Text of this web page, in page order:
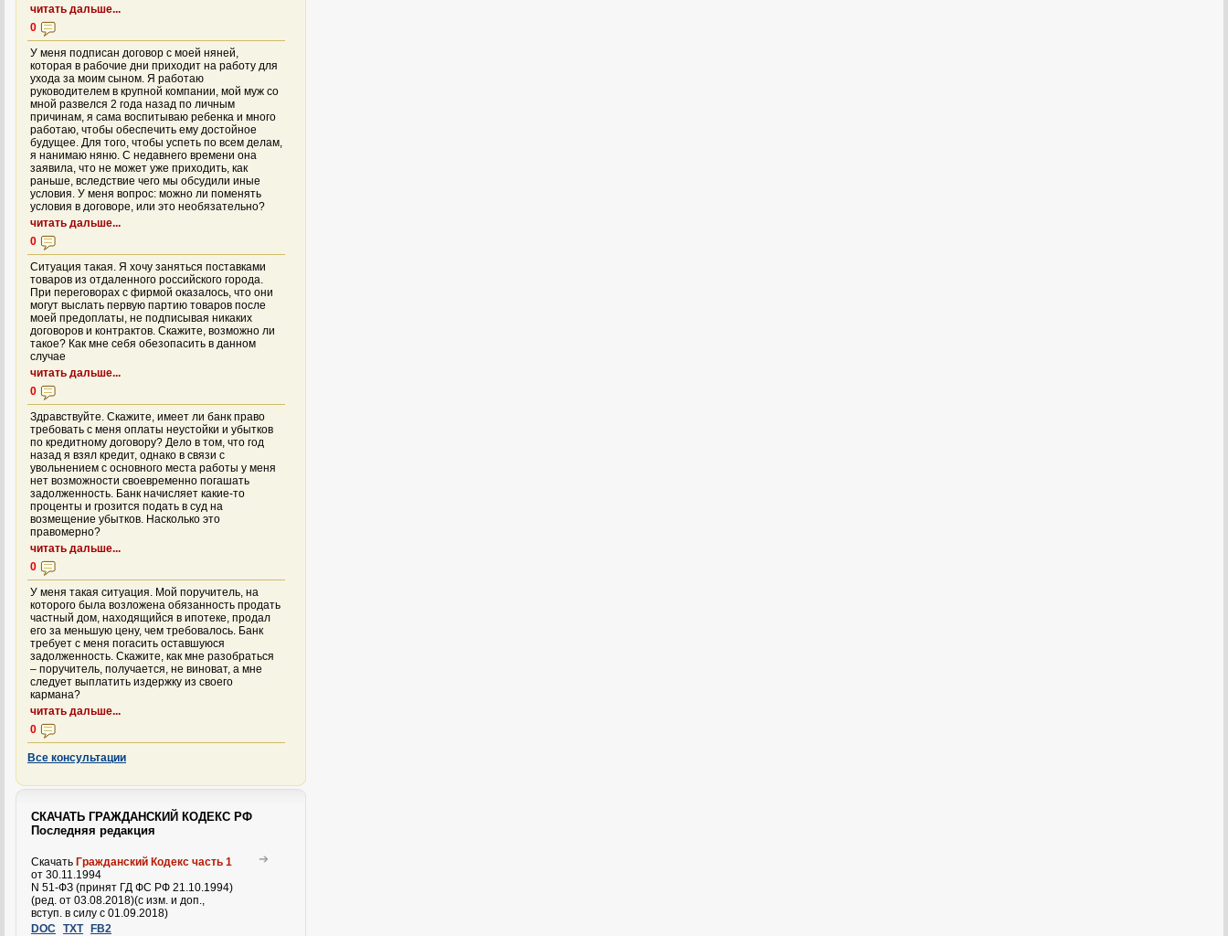
читать дальше...
0
У меня подписан договор с моей няней,
которая в рабочие дни приходит на работу для
ухода за моим сыном. Я работаю
руководителем в крупной компании, мой муж со
мной развелся 2 года назад по личным
причинам, я сама воспитываю ребенка и много
работаю, чтобы обеспечить ему достойное
будущее. Для того, чтобы успеть по всем делам,
я нанимаю няню. С недавнего времени она
заявила, что не может уже приходить, как
раньше, вследствие чего мы обсудили иные
условия. У меня вопрос: можно ли поменять
условия в договоре, или это необязательно?
читать дальше...
0
Ситуация такая. Я хочу заняться поставками
товаров из отдаленного российского города.
При переговорах с фирмой оказалось, что они
могут выслать первую партию товаров после
моей предоплаты, не подписывая никаких
договоров и контрактов. Скажите, возможно ли
такое? Как мне себя обезопасить в данном
случае
читать дальше...
0
Здравствуйте. Скажите, имеет ли банк право
требовать с меня оплаты неустойки и убытков
по кредитному договору? Дело в том, что год
назад я взял кредит, однако в связи с
увольнением с основного места работы у меня
нет возможности своевременно погашать
задолженность. Банк начисляет какие-то
проценты и грозится подать в суд на
возмещение убытков. Насколько это
правомерно?
читать дальше...
0
У меня такая ситуация. Мой поручитель, на
которого была возложена обязанность продать
частный дом, находящийся в ипотеке, продал
его за меньшую цену, чем требовалось. Банк
требует с меня погасить оставшуюся
задолженность. Скажите, как мне разобраться
– поручитель, получается, не виноват, а мне
следует выплатить издержку из своего
кармана?
читать дальше...
0
Все консультации
СКАЧАТЬ ГРАЖДАНСКИЙ КОДЕКС РФ
Последняя редакция
Скачать Гражданский Кодекс часть 1
от 30.11.1994
N 51-ФЗ (принят ГД ФС РФ 21.10.1994)
(ред. от 03.08.2018)(с изм. и доп.,
вступ. в силу с 01.09.2018)
DOC TXT FB2